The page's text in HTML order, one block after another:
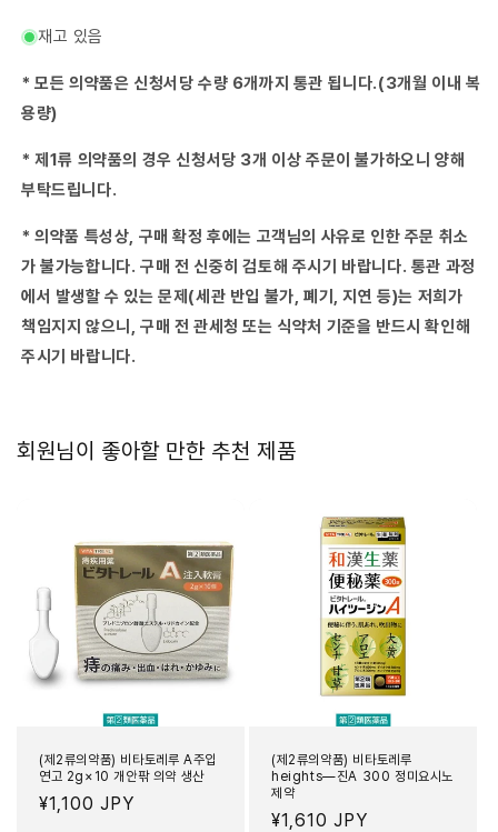
루
좌
제
30
개
안
팎
약
생
산
수
량
줄
좌
개
안
약
생
산
량
재고 있음
* 모든 의약품은 신청서당 수량 6개까지 통관 됩니다.(3개월 이내 복
용량)
* 제1류 의약품의 경우 신청서당 3개 이상 주문이 불가하오니 양해
부탁드립니다.
* 의약품 특성상, 구매 확정 후에는 고객님의 사유로 인한 주문 취소
가 불가능합니다. 구매 전 신중히 검토해 주시기 바랍니다. 통관 과정
에서 발생할 수 있는 문제(세관 반입 불가, 폐기, 지연 등)는 저희가
책임지지 않으니, 구매 전 관세청 또는 식약처 기준을 반드시 확인해
주시기 바랍니다.
회원님이 좋아할 만한 추천 제품
(제2류의약품) 비타토레루 A주입
연고 2g×10 개안팎 의약 생산
정
¥1,100 JPY
(제2류의약품) 비타토레루
heights―진A 300 정미요시노
제약
정
¥1,610 JPY